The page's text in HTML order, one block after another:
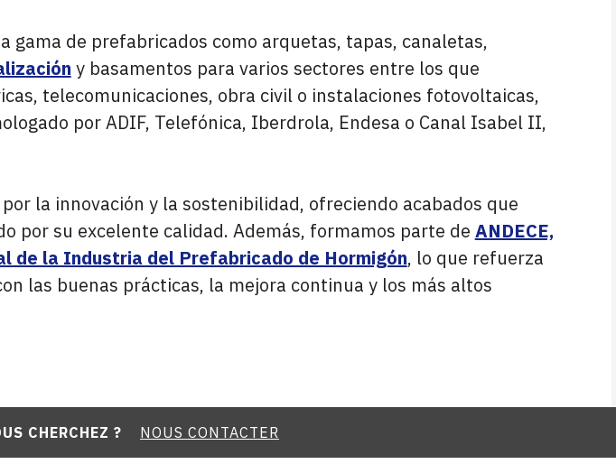
gama de prefabricados como arquetas, tapas, canaletas,
y basamentos para varios sectores entre los que
telecomunicaciones, obra civil o instalaciones fotovoltaicas,
por ADIF, Telefónica, Iberdrola, Endesa o Canal Isabel II,
por la innovación y la sostenibilidad, ofreciendo acabados que
por su excelente calidad. Además, formamos parte de ANDECE,
de la Industria del Prefabricado de Hormigón, lo que refuerza
las buenas prácticas, la mejora continua y los más altos
CHERCHEZ ? NOUS CONTACTER